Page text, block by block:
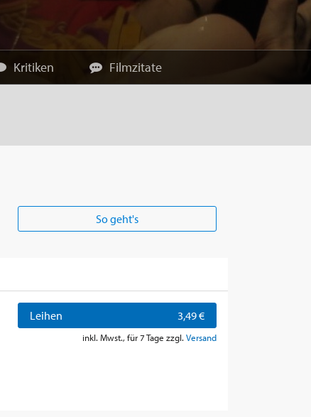
Kritiken Filmzitate
So geht's
Leihen 3,49 €
inkl. Mwst., für 7 Tage zzgl. Versand